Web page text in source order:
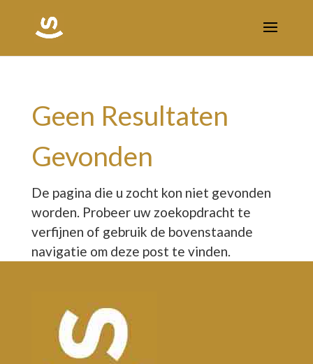
Geen Resultaten
Gevonden
De pagina die u zocht kon niet gevonden
worden. Probeer uw zoekopdracht te
verfijnen of gebruik de bovenstaande
navigatie om deze post te vinden.